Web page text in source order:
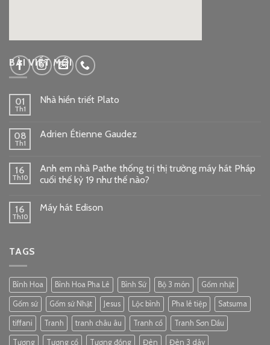
BÀI VIẾT MỚI
01
Th1
Nhà hiền triết Plato
08
Th1
Adrien Étienne Gaudez
16
Th10
Anh em nhà Pathe thống trị thị trường máy hát Pháp
cuối thế kỷ 19 như thế nào?
16
Th10
Máy hát Edison
TAGS
Bình Hoa Bình Hoa Pha Lê Bình Sứ Bộ 3 món Gốm nhật
Gốm sứ Gốm sứ Nhật Jesus Lộc bình Pha lê tiệp Satsuma
tiffani Tranh tranh châu âu Tranh cổ Tranh Sơn Dầu
Tượng Tượng cổ Tượng đồng Đèn Đèn 3 dây